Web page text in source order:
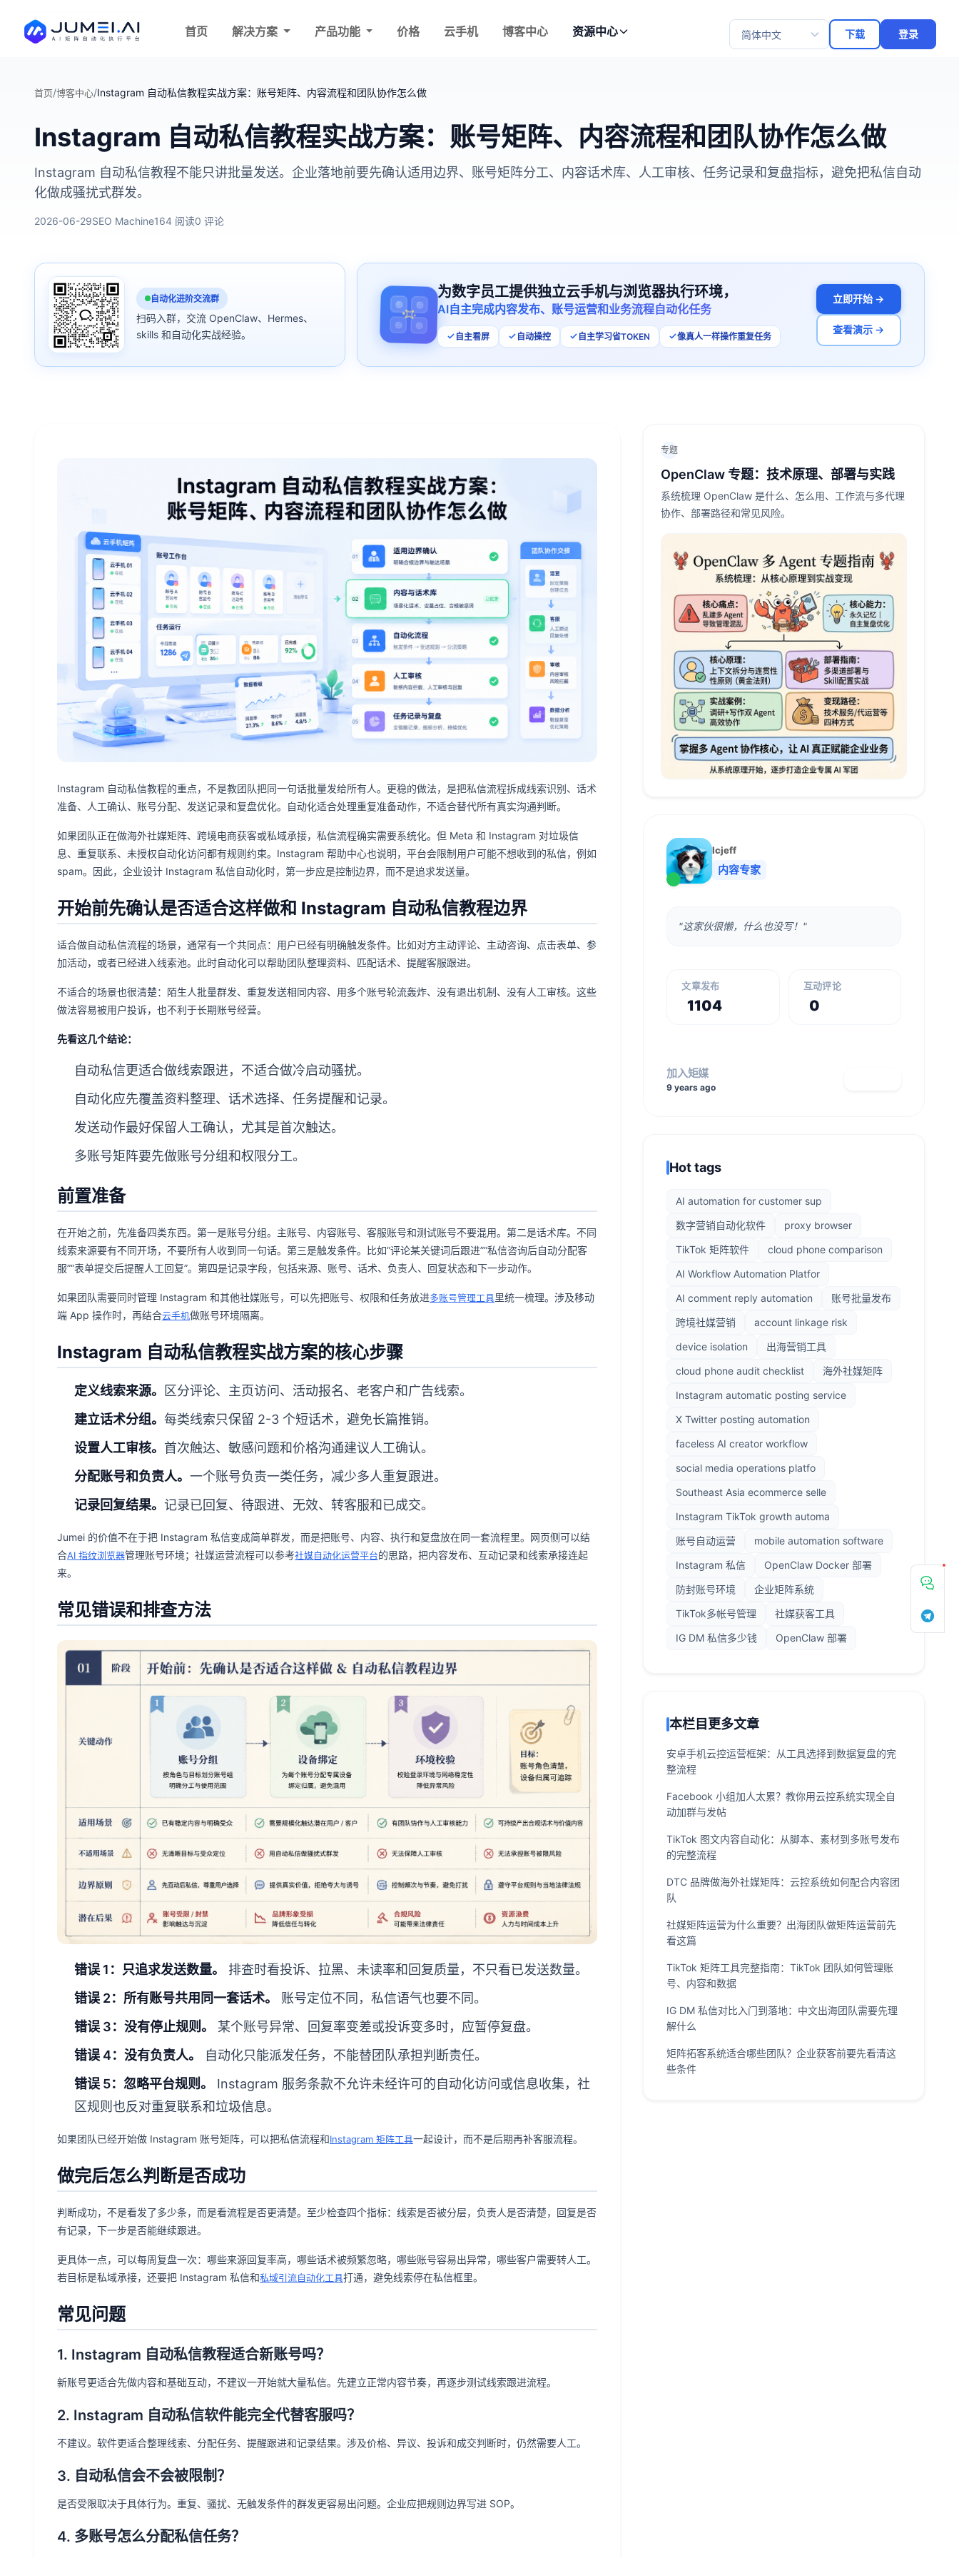
首页 解决方案 产品功能 价格 云手机 博客中心 资源中心
选择语言
下载 登录
首页/博客中心/Instagram 自动私信教程实战方案：账号矩阵、内容流程和团队协作怎么做
Instagram 自动私信教程实战方案：账号矩阵、内容流程和团队协作怎么做
Instagram 自动私信教程不能只讲批量发送。企业落地前要先确认适用边界、账号矩阵分工、内容话术库、人工审核、任务记录和复盘指标，避免把私信自动
化做成骚扰式群发。
2026-06-29SEO Machine164 阅读0 评论
自动化进阶交流群
扫码入群，交流 OpenClaw、Hermes、
skills 和自动化实战经验。
为数字员工提供独立云手机与浏览器执行环境，
AI自主完成内容发布、账号运营和业务流程自动化任务
自主看屏 自动操控 自主学习省TOKEN 像真人一样操作重复任务
立即开始 →
查看演示 →
Instagram 自动私信教程的重点，不是教团队把同一句话批量发给所有人。更稳的做法，是把私信流程拆成线索识别、话术
准备、人工确认、账号分配、发送记录和复盘优化。自动化适合处理重复准备动作，不适合替代所有真实沟通判断。
如果团队正在做海外社媒矩阵、跨境电商获客或私域承接，私信流程确实需要系统化。但 Meta 和 Instagram 对垃圾信
息、重复联系、未授权自动化访问都有规则约束。Instagram 帮助中心也说明，平台会限制用户可能不想收到的私信，例如
spam。因此，企业设计 Instagram 私信自动化时，第一步应是控制边界，而不是追求发送量。
开始前先确认是否适合这样做和 Instagram 自动私信教程边界
适合做自动私信流程的场景，通常有一个共同点：用户已经有明确触发条件。比如对方主动评论、主动咨询、点击表单、参
加活动，或者已经进入线索池。此时自动化可以帮助团队整理资料、匹配话术、提醒客服跟进。
不适合的场景也很清楚：陌生人批量群发、重复发送相同内容、用多个账号轮流轰炸、没有退出机制、没有人工审核。这些
做法容易被用户投诉，也不利于长期账号经营。
先看这几个结论：
自动私信更适合做线索跟进，不适合做冷启动骚扰。
自动化应先覆盖资料整理、话术选择、任务提醒和记录。
发送动作最好保留人工确认，尤其是首次触达。
多账号矩阵要先做账号分组和权限分工。
前置准备
在开始之前，先准备四类东西。第一是账号分组。主账号、内容账号、客服账号和测试账号不要混用。第二是话术库。不同
线索来源要有不同开场，不要所有人收到同一句话。第三是触发条件。比如“评论某关键词后跟进”“私信咨询后自动分配客
服”“表单提交后提醒人工回复”。第四是记录字段，包括来源、账号、话术、负责人、回复状态和下一步动作。
如果团队需要同时管理 Instagram 和其他社媒账号，可以先把账号、权限和任务放进多账号管理工具里统一梳理。涉及移动
端 App 操作时，再结合云手机做账号环境隔离。
Instagram 自动私信教程实战方案的核心步骤
定义线索来源。
区分评论、主页访问、活动报名、老客户和广告线索。
建立话术分组。 每类线索只保留 2-3 个短话术，避免长篇推销。
设置人工审核。 首次触达、敏感问题和价格沟通建议人工确认。
分配账号和负责人。 一个账号负责一类任务，减少多人重复跟进。
记录回复结果。 记录已回复、待跟进、无效、转客服和已成交。
Jumei 的价值不在于把 Instagram 私信变成简单群发，而是把账号、内容、执行和复盘放在同一套流程里。网页侧可以结
合AI 指纹浏览器管理账号环境；社媒运营流程可以参考社媒自动化运营平台的思路，把内容发布、互动记录和线索承接连起
来。
常见错误和排查方法
错误 1：只追求发送数量。
排查时看投诉、拉黑、未读率和回复质量，不只看已发送数量。
错误 2：所有账号共用同一套话术。
账号定位不同，私信语气也要不同。
错误 3：没有停止规则。
某个账号异常、回复率变差或投诉变多时，应暂停复盘。
错误 4：没有负责人。
自动化只能派发任务，不能替团队承担判断责任。
错误 5：忽略平台规则。
Instagram 服务条款不允许未经许可的自动化访问或信息收集，社
区规则也反对重复联系和垃圾信息。
如果团队已经开始做 Instagram 账号矩阵，可以把私信流程和Instagram 矩阵工具一起设计，而不是后期再补客服流程。
做完后怎么判断是否成功
判断成功，不是看发了多少条，而是看流程是否更清楚。至少检查四个指标：线索是否被分层，负责人是否清楚，回复是否
有记录，下一步是否能继续跟进。
更具体一点，可以每周复盘一次：哪些来源回复率高，哪些话术被频繁忽略，哪些账号容易出异常，哪些客户需要转人工。
若目标是私域承接，还要把 Instagram 私信和私域引流自动化工具打通，避免线索停在私信框里。
常见问题
1. Instagram 自动私信教程适合新账号吗？
新账号更适合先做内容和基础互动，不建议一开始就大量私信。先建立正常内容节奏，再逐步测试线索跟进流程。
2. Instagram 自动私信软件能完全代替客服吗？
不建议。软件更适合整理线索、分配任务、提醒跟进和记录结果。涉及价格、异议、投诉和成交判断时，仍然需要人工。
3. 自动私信会不会被限制？
是否受限取决于具体行为。重复、骚扰、无触发条件的群发更容易出问题。企业应把规则边界写进 SOP。
4. 多账号怎么分配私信任务？
专题
OpenClaw 专题：技术原理、部署与实践
系统梳理 OpenClaw 是什么、怎么用、工作流与多代理
协作、部署路径和常见风险。
lcjeff
内容专家
"这家伙很懒，什么也没写！"
文章发布
1104
互动评论
0
加入矩媒
9 years ago
Hot tags
AI automation for customer sup
数字营销自动化软件
proxy browser
TikTok 矩阵软件
cloud phone comparison
AI Workflow Automation Platfor
AI comment reply automation
账号批量发布
跨境社媒营销
account linkage risk
device isolation
出海营销工具
cloud phone audit checklist
海外社媒矩阵
Instagram automatic posting service
X Twitter posting automation
faceless AI creator workflow
social media operations platfo
Southeast Asia ecommerce selle
Instagram TikTok growth automa
账号自动运营
mobile automation software
Instagram 私信
OpenClaw Docker 部署
防封账号环境
企业矩阵系统
TikTok多帐号管理
社媒获客工具
IG DM 私信多少钱
OpenClaw 部署
本栏目更多文章
安卓手机云控运营框架：从工具选择到数据复盘的完
整流程
Facebook 小组加人太累？教你用云控系统实现全自
动加群与发帖
TikTok 图文内容自动化：从脚本、素材到多账号发布
的完整流程
DTC 品牌做海外社媒矩阵：云控系统如何配合内容团
队
社媒矩阵运营为什么重要？出海团队做矩阵运营前先
看这篇
TikTok 矩阵工具完整指南：TikTok 团队如何管理账
号、内容和数据
IG DM 私信对比入门到落地：中文出海团队需要先理
解什么
矩阵拓客系统适合哪些团队？企业获客前要先看清这
些条件